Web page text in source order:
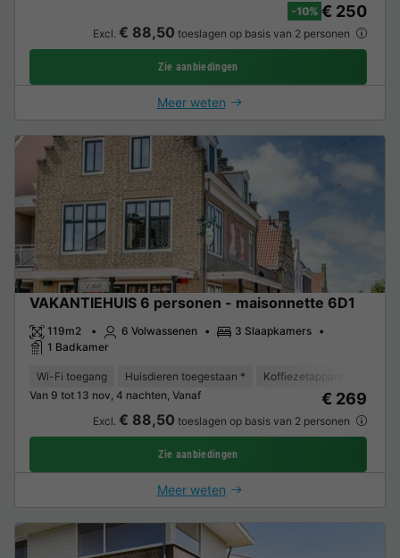
-10% € 250
Excl. € 88,50 toeslagen op basis van 2 personen
Zie aanbiedingen
Meer weten
VAKANTIEHUIS 6 personen - maisonnette 6D1
119m2 6 Volwassenen
3 Slaapkamers
1 Badkamer
Wi-Fi toegang Huisdieren toegestaan * Koffiezetapparaat
Van 9 tot 13 nov, 4 nachten, Vanaf
€ 269
Excl. € 88,50 toeslagen op basis van 2 personen
Zie aanbiedingen
Meer weten